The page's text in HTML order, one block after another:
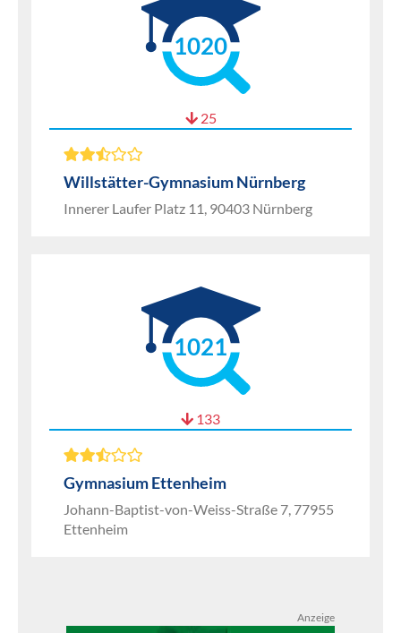
1020
25
Willstätter-Gymnasium Nürnberg
Innerer Laufer Platz 11, 90403 Nürnberg
1021
133
Gymnasium Ettenheim
Johann-Baptist-von-Weiss-Straße 7, 77955
Ettenheim
Anzeige